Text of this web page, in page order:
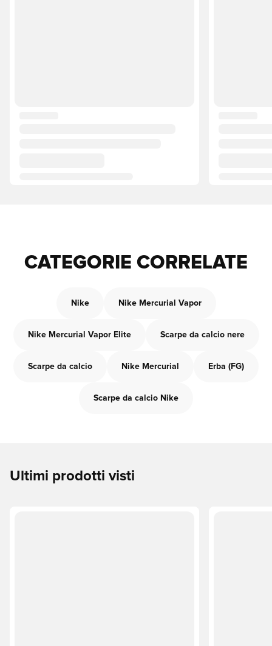
CATEGORIE CORRELATE
Nike Nike Mercurial Vapor
Nike Mercurial Vapor Elite Scarpe da calcio nere
Scarpe da calcio Nike Mercurial Erba (FG)
Scarpe da calcio Nike
Ultimi prodotti visti